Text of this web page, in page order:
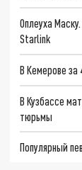
Оплеуха
Starlink
В Кемерове за
В Кузбассе
тюрьмы
Популярный